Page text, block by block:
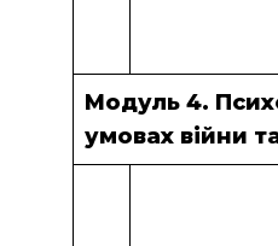
Модуль 4.
умовах війни